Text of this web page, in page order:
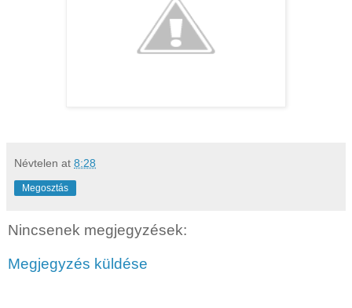
Névtelen at 8:28
Megosztás
Nincsenek megjegyzések:
Megjegyzés küldése